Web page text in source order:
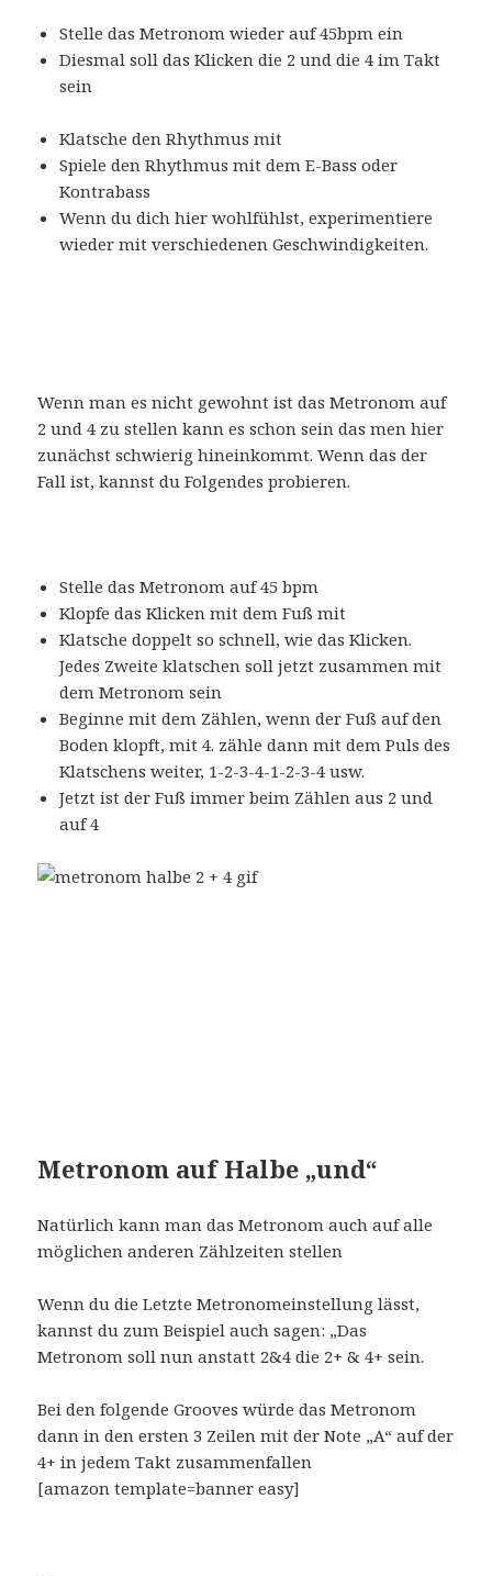
Stelle das Metronom wieder auf 45bpm ein
Diesmal soll das Klicken die 2 und die 4 im Takt
sein
Klatsche den Rhythmus mit
Spiele den Rhythmus mit dem E-Bass oder
Kontrabass
Wenn du dich hier wohlfühlst, experimentiere
wieder mit verschiedenen Geschwindigkeiten.
Wenn man es nicht gewohnt ist das Metronom auf
2 und 4 zu stellen kann es schon sein das men hier
zunächst schwierig hineinkommt. Wenn das der
Fall ist, kannst du Folgendes probieren.
Stelle das Metronom auf 45 bpm
Klopfe das Klicken mit dem Fuß mit
Klatsche doppelt so schnell, wie das Klicken.
Jedes Zweite klatschen soll jetzt zusammen mit
dem Metronom sein
Beginne mit dem Zählen, wenn der Fuß auf den
Boden klopft, mit 4. zähle dann mit dem Puls des
Klatschens weiter, 1-2-3-4-1-2-3-4 usw.
Jetzt ist der Fuß immer beim Zählen aus 2 und
auf 4
Metronom auf Halbe „und“
Natürlich kann man das Metronom auch auf alle
möglichen anderen Zählzeiten stellen
Wenn du die Letzte Metronomeinstellung lässt,
kannst du zum Beispiel auch sagen: „Das
Metronom soll nun anstatt 2&4 die 2+ & 4+ sein.
Bei den folgende Grooves würde das Metronom
dann in den ersten 3 Zeilen mit der Note „A“ auf der
4+ in jedem Takt zusammenfallen
[amazon template=banner easy]